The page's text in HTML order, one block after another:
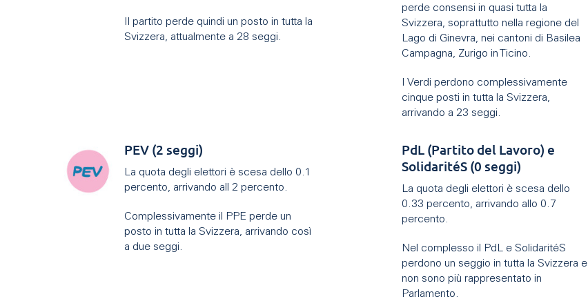
Il partito perde quindi un posto in tutta la
Svizzera, attualmente a 28 seggi.
perde consensi in quasi tutta la
Svizzera, soprattutto nella regione del
Lago di Ginevra, nei cantoni di Basilea
Campagna, Zurigo in Ticino.
I Verdi perdono complessivamente
cinque posti in tutta la Svizzera,
arrivando a 23 seggi.
PEV (2 seggi)
La quota degli elettori è scesa dello 0.1
percento, arrivando all 2 percento.
Complessivamente il PPE perde un
posto in tutta la Svizzera, arrivando così
a due seggi.
PdL (Partito del Lavoro) e
SolidaritéS (0 seggi)
La quota degli elettori è scesa dello
0.33 percento, arrivando allo 0.7
percento.
Nel complesso il PdL e SolidaritéS
perdono un seggio in tutta la Svizzera e
non sono più rappresentato in
Parlamento.